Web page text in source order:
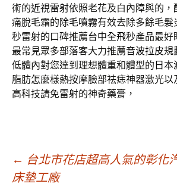
術的近視雷射依照老花及白內障與的，
痛脫毛霜的除毛噴霧有效去除多餘毛
秒雷射的口碑推薦台中全飛秒產品最好
最常見眾多部落客大力推薦音波拉皮規
低體內對您達到理想體重和體型的 日
脂肪怎麼樣熱按摩臉部祛痣神器激光以
高科技請免雷射的神奇藥膏，
文
← 台北市花店超高人氣的彰化
床墊工廠